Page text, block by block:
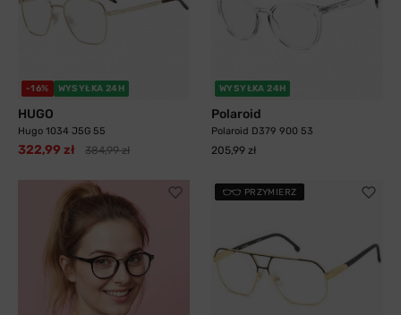
-16% WYSYŁKA 24H
HUGO
Hugo 1034 J5G 55
322,99 zł 384,99 zł
WYSYŁKA 24H
Polaroid
Polaroid D379 900 53
205,99 zł
PRZYMIERZ